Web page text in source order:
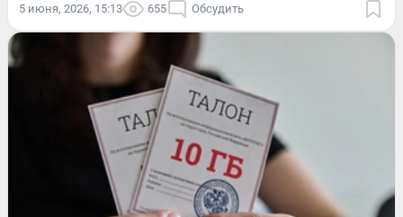
5 июня, 2026, 15:13 655 Обсудить